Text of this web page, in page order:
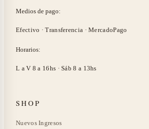
Medios de pago:
Efectivo · Transferencia · MercadoPago
Horarios:
L a V 8 a 16hs · Sáb 8 a 13hs
SHOP
Nuevos Ingresos